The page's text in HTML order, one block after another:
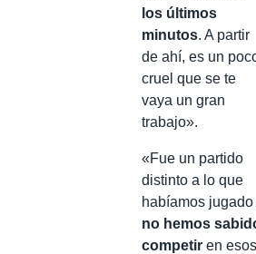
los últimos
minutos. A partir
de ahí, es un
cruel que se te
vaya un gran
trabajo».
«Fue un partido
distinto a lo que
habíamos jugado
no hemos
competir en esos